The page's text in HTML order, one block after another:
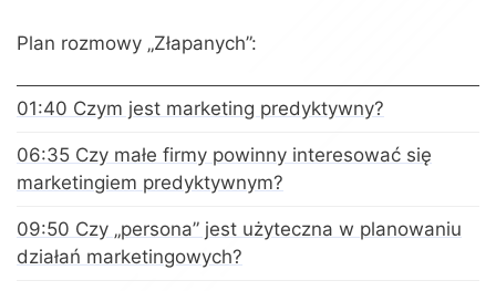
Plan rozmowy „Złapanych”:
01:40 Czym jest marketing predyktywny?
06:35 Czy małe firmy powinny interesować się
marketingiem predyktywnym?
09:50 Czy „persona” jest użyteczna w planowaniu
działań marketingowych?